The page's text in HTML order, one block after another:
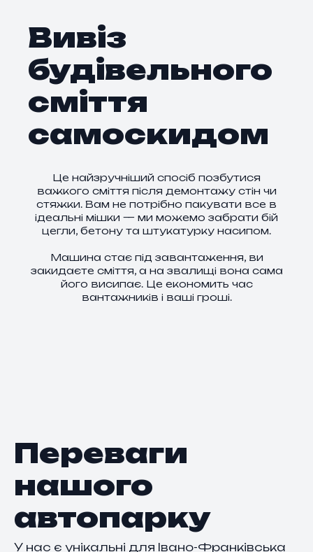
Вивіз
будівельного
сміття
самоскидом
Це найзручніший спосіб позбутися
важкого сміття після демонтажу стін чи
стяжки. Вам не потрібно пакувати все в
ідеальні мішки — ми можемо забрати бій
цегли, бетону та штукатурку насипом.
Машина стає під завантаження, ви
закидаєте сміття, а на звалищі вона сама
його висипає. Це економить час
вантажників і ваші гроші.
Переваги
нашого
автопарку
У нас є унікальні для Івано-Франківська